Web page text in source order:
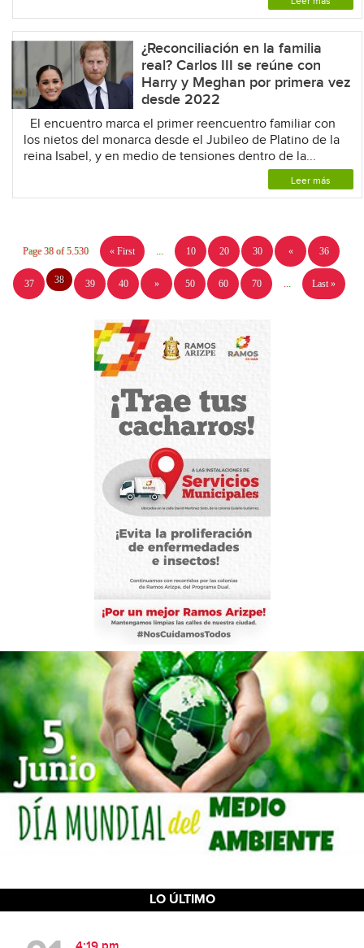
¿Reconciliación en la familia
real? Carlos III se reúne con
Harry y Meghan por primera vez
desde 2022
El encuentro marca el primer reencuentro familiar con
los nietos del monarca desde el Jubileo de Platino de la
reina Isabel, y en medio de tensiones dentro de la...
Leer más
Page 38 of 5.530 « First 10 20 30 « 36
37 38 39 40 » 50 60 70 Last »
LO ÚLTIMO